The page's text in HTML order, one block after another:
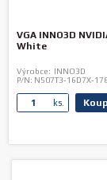
VGA INNO3D
White
Výrobce: INNO3D
P/N: N507T3-16D7X-
ks.